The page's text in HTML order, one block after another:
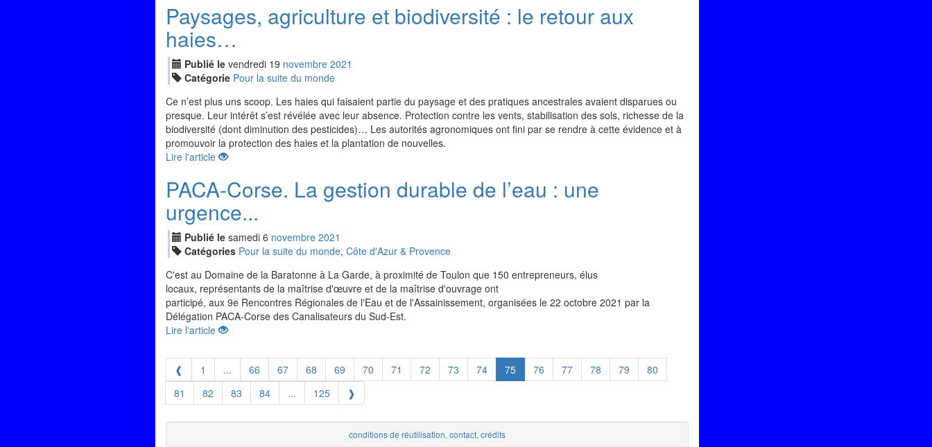
Paysages, agriculture et biodiversité : le retour aux
haies…
Publié le vendredi 19 novembre 2021
Catégorie Pour la suite du monde
Ce n’est plus uns scoop. Les haies qui faisaient partie du paysage et des pratiques ancestrales avaient disparues ou
presque. Leur intérêt s’est révélée avec leur absence. Protection contre les vents, stabilisation des sols, richesse de la
biodiversité (dont diminution des pesticides)… Les autorités agronomiques ont fini par se rendre à cette évidence et à
promouvoir la protection des haies et la plantation de nouvelles.
Lire l'article
PACA-Corse. La gestion durable de l’eau : une
urgence...
Publié le samedi 6 novembre 2021
Catégories Pour la suite du monde, Côte d'Azur & Provence
C'est au Domaine de la Baratonne à La Garde, à proximité de Toulon que 150 entrepreneurs, élus
locaux, représentants de la maîtrise d'œuvre et de la maîtrise d'ouvrage ont
participé, aux 9e Rencontres Régionales de l'Eau et de l'Assainissement, organisées le 22 octobre 2021 par la
Délégation PACA-Corse des Canalisateurs du Sud-Est.
Lire l'article
❰ 1 ... 66 67 68 69 70 71 72 73 74 75 76 77 78 79
80
81
82 83 84 ... 125 ❱
conditions de réutilisation, contact, crédits